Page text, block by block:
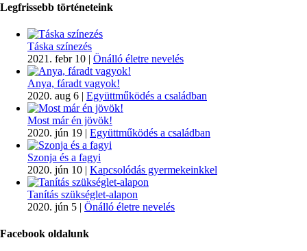
Legfrissebb történeteink
Táska színezés
2021. febr 10 | Önálló életre nevelés
Anya, fáradt vagyok!
2020. aug 6 | Együttműködés a családban
Most már én jövök!
2020. jún 19 | Együttműködés a családban
Szonja és a fagyi
2020. jún 10 | Kapcsolódás gyermekeinkkel
Tanítás szükséglet-alapon
2020. jún 5 | Önálló életre nevelés
Facebook oldalunk